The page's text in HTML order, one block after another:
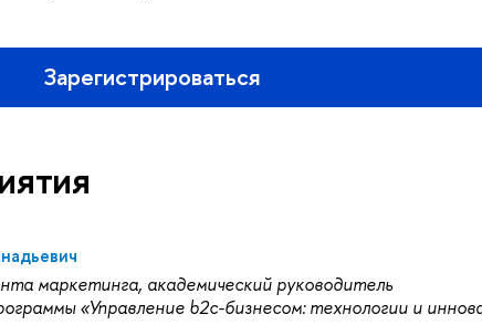
Зарегистрироваться
маркетинга, академический руководитель
«Управление b2c-бизнесом: технологии и